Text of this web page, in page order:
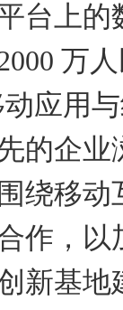
台上
万
应用
的企
绕移
作，
新基